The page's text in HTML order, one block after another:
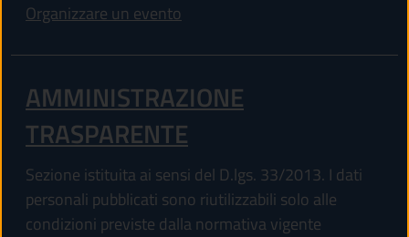
Organizzare un evento
AMMINISTRAZIONE
TRASPARENTE
Sezione istituita ai sensi del D.lgs. 33/2013. I dati
personali pubblicati sono riutilizzabili solo alle
condizioni previste dalla normativa vigente